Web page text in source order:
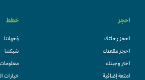
احجز
احجز رحلتك
احجز مقعدك
اختر وجبتك
امتعة إضافية
خطط
وُجهاتنا
شبكتنا
معلومات
خيارات